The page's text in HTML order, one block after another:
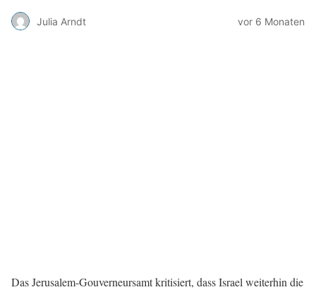
Julia Arndt vor 6 Monaten
Das Jerusalem-Gouverneursamt kritisiert, dass Israel weiterhin die